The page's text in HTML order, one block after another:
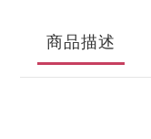
商品描述